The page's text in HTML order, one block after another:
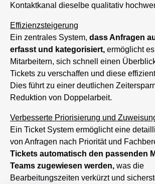
Kontaktkanal dieselbe qualitativ
Effizienzsteigerung
Ein zentrales System, dass Anfragen
erfasst und kategorisiert, ermöglicht
Mitarbeitern, sich schnell einen
Tickets zu verschaffen und diese
Dies führt zu einer deutlichen
Reduktion von Doppelarbeit.
Verbesserte Priorisierung und
Ein Ticket System ermöglicht eine
von Anfragen nach Priorität und
Tickets automatisch den passenden
Teams zugewiesen werden, was die
Bearbeitungszeiten verkürzt und